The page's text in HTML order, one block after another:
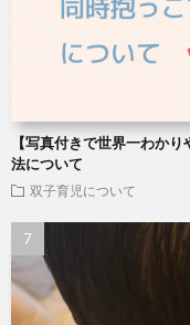
【写真付きで世界一わか
法について
双子育児について